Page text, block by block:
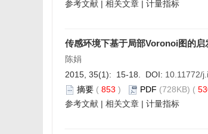
参考文献 | 相关文章 | 计量指标
传感环境下基于局部Voronoi图的
陈娟
2015, 35(1): 15-18. DOI: 10.11772/
摘要 ( 853 ) PDF (728KB) (
参考文献 | 相关文章 | 计量指标